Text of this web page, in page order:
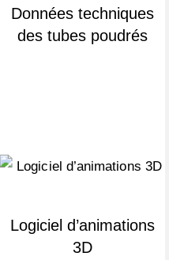
Données techniques
des tubes poudrés
Logiciel d’animations
3D